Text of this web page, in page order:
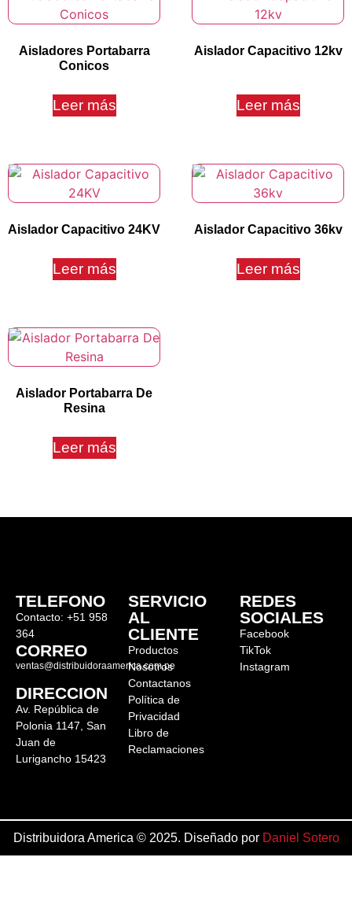
Aisladores Portabarra
Conicos
Leer más
Aislador Capacitivo 12kv
Leer más
Aislador Capacitivo 24KV
Leer más
Aislador Capacitivo 36kv
Leer más
Aislador Portabarra De
Resina
Leer más
TELEFONO
Contacto: +51 958
364
CORREO
ventas@distribuidoraamerica.com.pe
DIRECCION
Av. República de
Polonia 1147, San
Juan de
Lurigancho 15423
SERVICIO
AL
CLIENTE
Productos
Nosotros
Contactanos
Política de
Privacidad
Libro de
Reclamaciones
REDES
SOCIALES
Facebook
TikTok
Instagram
Distribuidora America © 2025. Diseñado por Daniel Sotero